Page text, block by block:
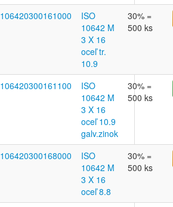
106420300161000
ISO
10642 M
3 X 16
oceľ tr.
10.9
30% =
500 ks
106420300161100
ISO
10642 M
3 X 16
oceľ 10.9
galv.zinok
30% =
500 ks
106420300168000
ISO
10642 M
3 X 16
oceľ 8.8
30% =
500 ks